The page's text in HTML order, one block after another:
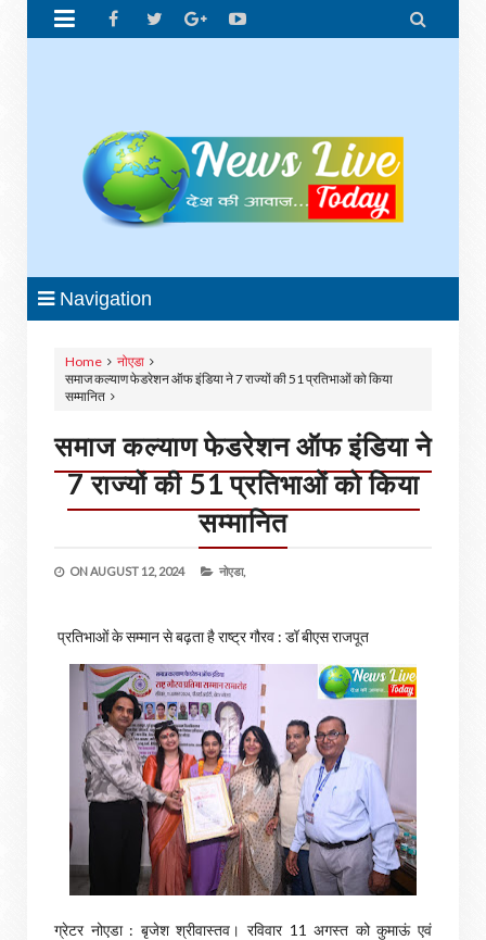
 
Navigation
Home
नोएडा
समाज कल्याण फेडरेशन ऑफ इंडिया ने 7 राज्यों की 51 प्रतिभाओं को किया
सम्मानित
समाज कल्याण फेडरेशन ऑफ इंडिया ने
7 राज्यों की 51 प्रतिभाओं को किया
सम्मानित
ONAUGUST 12, 2024 नोएडा,
प्रतिभाओं के सम्मान से बढ़ता है राष्ट्र गौरव : डॉ बीएस राजपूत
ग्रेटर नोएडा : बृजेश श्रीवास्तव। रविवार 11 अगस्त को कुमाऊं एवं